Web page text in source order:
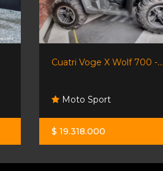
Cuatri Voge X Wolf 700 -...
Moto Sport
$ 19.318.000